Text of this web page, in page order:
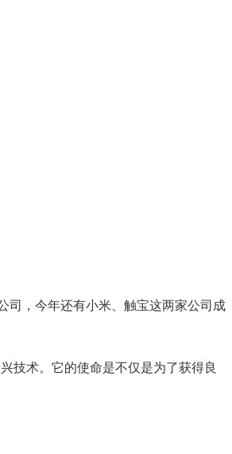
司，今年还有小米、触宝这两家公司成
技术。它的使命是不仅是为了获得良